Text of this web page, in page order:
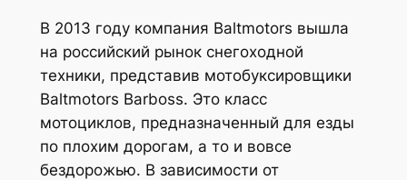
В 2013 году компания Baltmotors вышла
на российский рынок снегоходной
техники, представив мотобуксировщики
Baltmotors Barboss. Это класс
мотоциклов, предназначенный для езды
по плохим дорогам, а то и вовсе
бездорожью. В зависимости от